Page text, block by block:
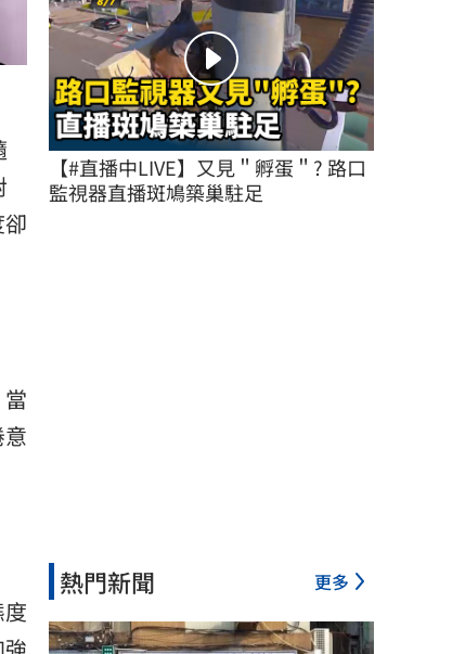
【#直播中LIVE】又見＂孵蛋＂? 路口
監視器直播斑鳩築巢駐足
熱門新聞 更多